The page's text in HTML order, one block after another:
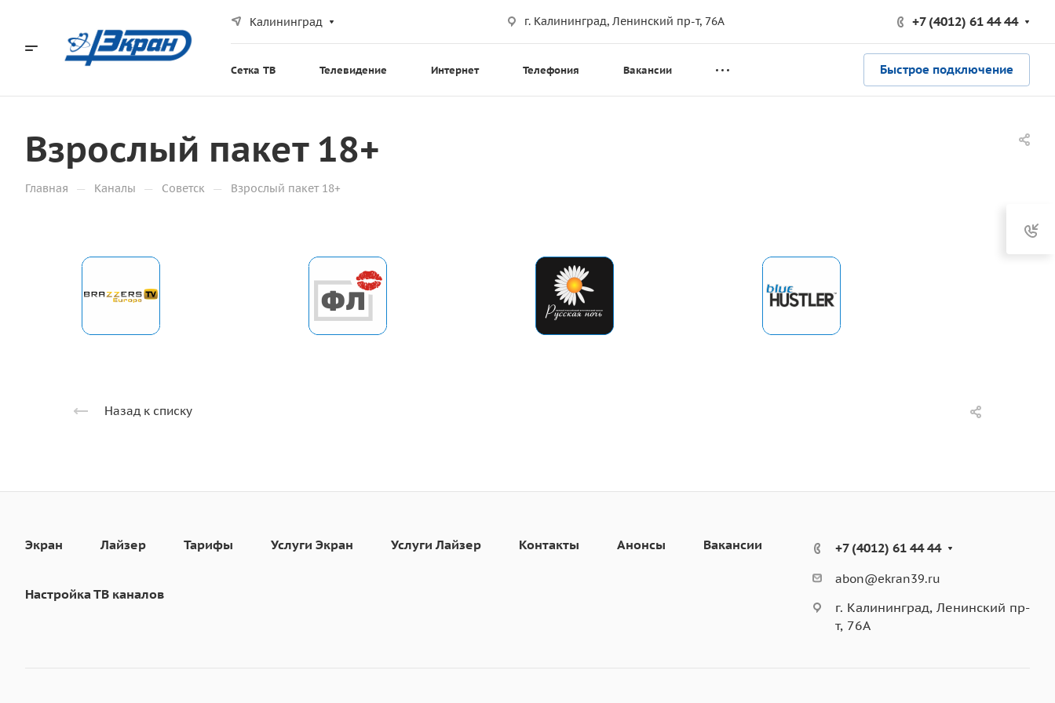
Калининград г. Калининград, Ленинский пр-т, 76А +7 (4012) 61 44 44
Сетка ТВ Телевидение Интернет Телефония Вакансии Быстрое подключение
Взрослый пакет 18+
Главная — Каналы — Советск — Взрослый пакет 18+
Назад к списку
Экран Лайзер Тарифы Услуги Экран Услуги Лайзер Контакты Анонсы Вакансии
Настройка ТВ каналов
+7 (4012) 61 44 44
abon@ekran39.ru
г. Калининград, Ленинский пр-
т, 76А